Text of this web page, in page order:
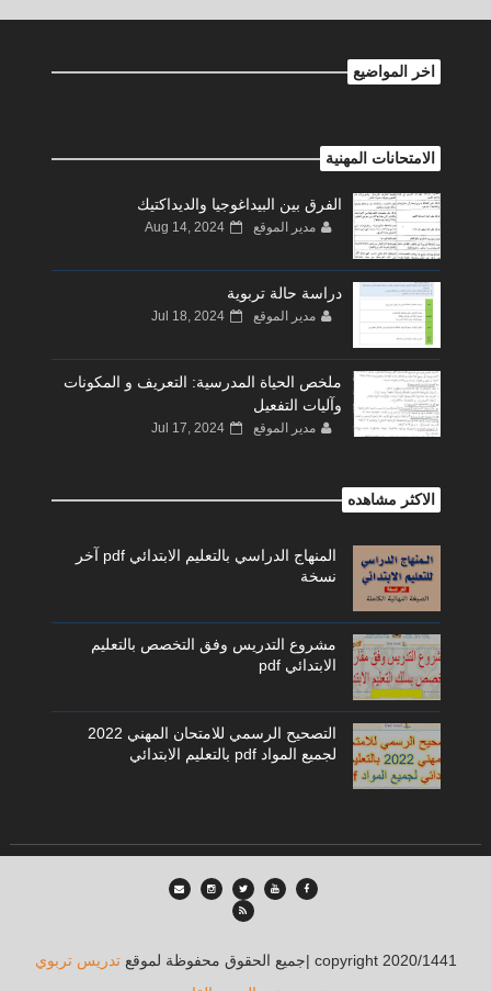
اخر المواضيع
الامتحانات المهنية
الفرق بين البيداغوجيا والديداكتيك
مدير الموقع Aug 14, 2024
دراسة حالة تربوية
مدير الموقع Jul 18, 2024
ملخص الحياة المدرسية: التعريف و المكونات
وآليات التفعيل
مدير الموقع Jul 17, 2024
الاكثر مشاهده
المنهاج الدراسي بالتعليم الابتدائي pdf آخر
نسخة
مشروع التدريس وفق التخصص بالتعليم
الابتدائي pdf
التصحيح الرسمي للامتحان المهني 2022
لجميع المواد pdf بالتعليم الابتدائي
جميع الحقوق محفوظة لموقعتدريس تربوي
| copyright 2020/1441